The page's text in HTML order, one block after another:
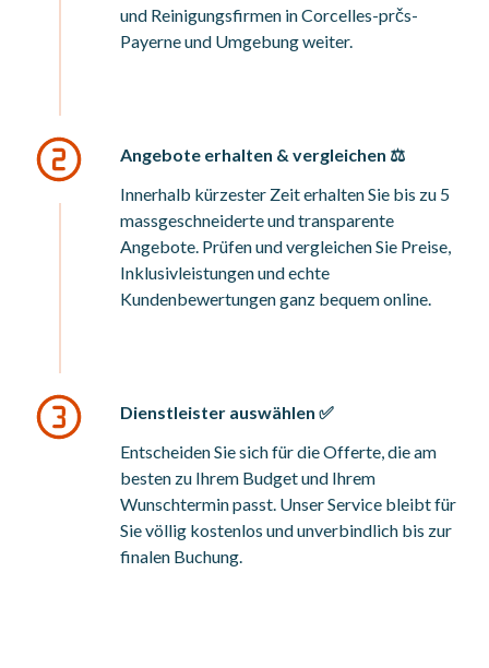
und Reinigungsfirmen in Corcelles-prčs-
Payerne und Umgebung weiter.
Angebote erhalten & vergleichen ⚖️
Innerhalb kürzester Zeit erhalten Sie bis zu 5
massgeschneiderte und transparente
Angebote. Prüfen und vergleichen Sie Preise,
Inklusivleistungen und echte
Kundenbewertungen ganz bequem online.
Dienstleister auswählen ✅
Entscheiden Sie sich für die Offerte, die am
besten zu Ihrem Budget und Ihrem
Wunschtermin passt. Unser Service bleibt für
Sie völlig kostenlos und unverbindlich bis zur
finalen Buchung.